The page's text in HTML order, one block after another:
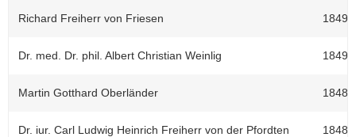
Richard Freiherr von Friesen 1849-
Dr. med. Dr. phil. Albert Christian Weinlig 1849
Martin Gotthard Oberländer 1848-
Dr. iur. Carl Ludwig Heinrich Freiherr von der Pfordten 1848